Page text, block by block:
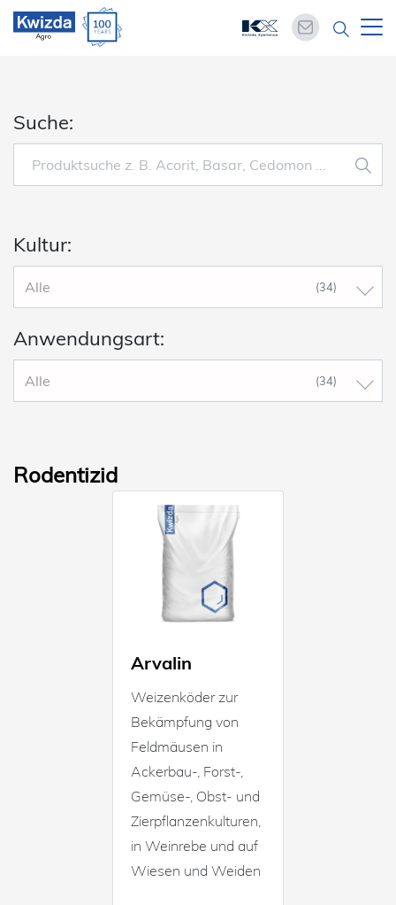
Suche:
Kultur:
Alle (34)
Anwendungsart:
Alle (34)
Rodentizid
Arvalin
Weizenköder zur
Bekämpfung von
Feldmäusen in
Ackerbau-, Forst-,
Gemüse-, Obst- und
Zierpflanzenkulturen,
in Weinrebe und auf
Wiesen und Weiden